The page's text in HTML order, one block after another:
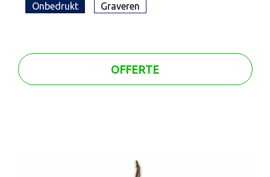
Onbedrukt Graveren
OFFERTE